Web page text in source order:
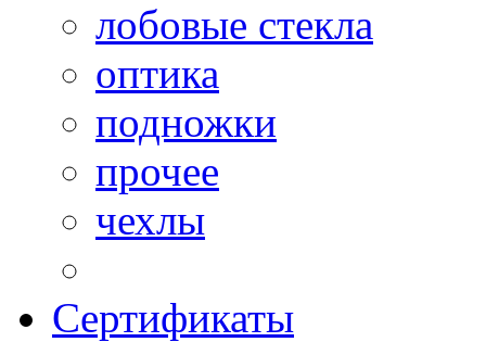
лобовые стекла
оптика
подножки
прочее
чехлы
Сертификаты